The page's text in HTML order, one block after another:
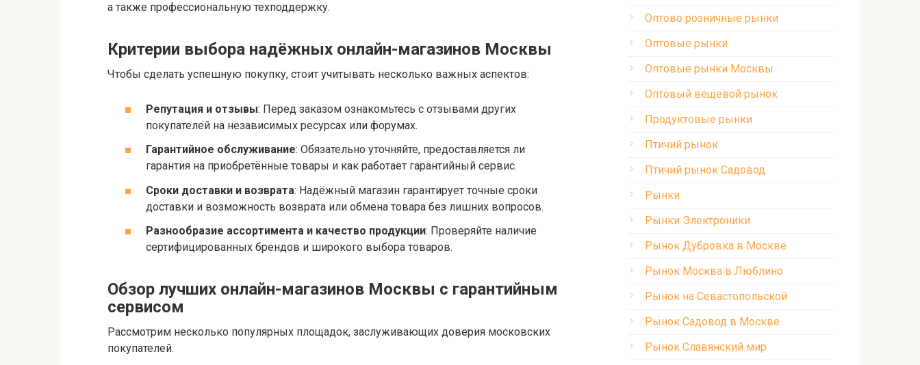
а также профессиональную техподдержку.
Критерии выбора надёжных онлайн-магазинов Москвы
Чтобы сделать успешную покупку, стоит учитывать несколько важных аспектов:
Репутация и отзывы: Перед заказом ознакомьтесь с отзывами других
покупателей на независимых ресурсах или форумах.
Гарантийное обслуживание: Обязательно уточняйте, предоставляется ли
гарантия на приобретённые товары и как работает гарантийный сервис.
Сроки доставки и возврата: Надёжный магазин гарантирует точные сроки
доставки и возможность возврата или обмена товара без лишних вопросов.
Разнообразие ассортимента и качество продукции: Проверяйте наличие
сертифицированных брендов и широкого выбора товаров.
Обзор лучших онлайн-магазинов Москвы с гарантийным
сервисом
Рассмотрим несколько популярных площадок, заслуживающих доверия московских
покупателей.
Оптово розничные рынки
Оптовые рынки
Оптовые рынки Москвы
Оптовый вещевой рынок
Продуктовые рынки
Птичий рынок
Птичий рынок Садовод
Рынки
Рынки Электроники
Рынок Дубровка в Москве
Рынок Москва в Люблино
Рынок на Севастопольской
Рынок Садовод в Москве
Рынок Славянский мир